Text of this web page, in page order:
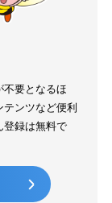
不要となるほ
ンツなど便利
登録は無料で